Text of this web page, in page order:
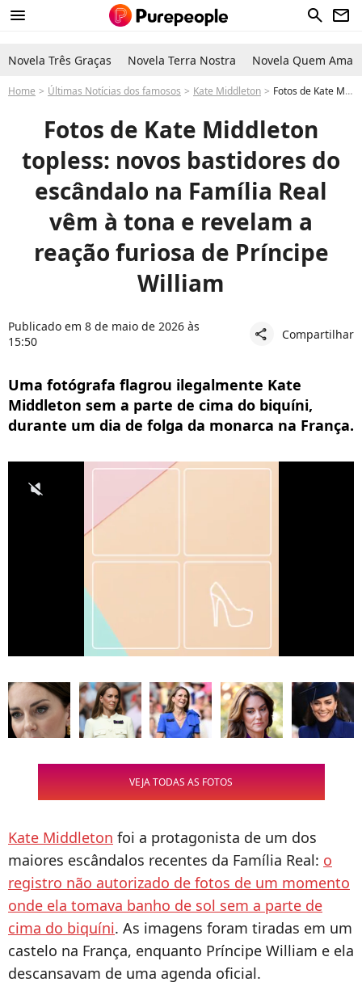
menu search newsletter
Novela Três Graças Novela Terra Nostra Novela Quem Ama
Home Últimas Notícias dos famosos Kate Middleton Fotos de Kate Middleton topless: novos bastidores do escândalo na Família Real vêm à tona e revelam a reação furiosa de Príncipe William
Fotos de Kate Middleton
topless: novos bastidores do
escândalo na Família Real
vêm à tona e revelam a
reação furiosa de Príncipe
William
Publicado em 8 de maio de 2026 às
15:50
share Compartilhar
Uma fotógrafa flagrou ilegalmente Kate
Middleton sem a parte de cima do biquíni,
durante um dia de folga da monarca na França.
VEJA TODAS AS FOTOS
Kate Middleton foi a protagonista de um dos
maiores escândalos recentes da Família Real: o
registro não autorizado de fotos de um momento
onde ela tomava banho de sol sem a parte de
cima do biquíni. As imagens foram tiradas em um
castelo na França, enquanto Príncipe William e ela
descansavam de uma agenda oficial.